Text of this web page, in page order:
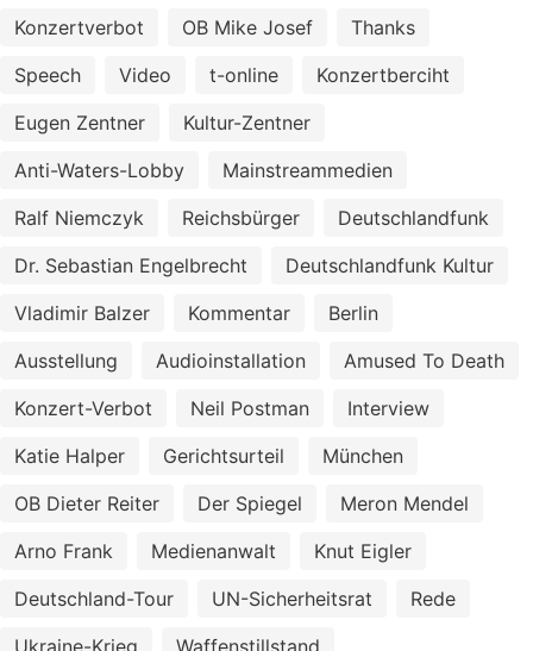
Konzertverbot
OB Mike Josef
Thanks
Speech
Video t-online
Konzertberciht
Eugen Zentner
Kultur-Zentner
Anti-Waters-Lobby
Mainstreammedien
Ralf Niemczyk
Reichsbürger
Deutschlandfunk
Dr. Sebastian Engelbrecht
Deutschlandfunk Kultur
Vladimir Balzer
Kommentar
Berlin
Ausstellung
Audioinstallation
Amused To Death
Konzert-Verbot
Neil Postman
Interview
Katie Halper
Gerichtsurteil
München
OB Dieter Reiter
Der Spiegel
Meron Mendel
Arno Frank
Medienanwalt
Knut Eigler
Deutschland-Tour
UN-Sicherheitsrat
Rede
Ukraine-Krieg
Waffenstillstand